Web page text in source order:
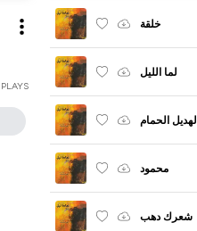
PLAYS
خلقة
لما الليل
لهديل الحمام
محمود
شعرك دهب